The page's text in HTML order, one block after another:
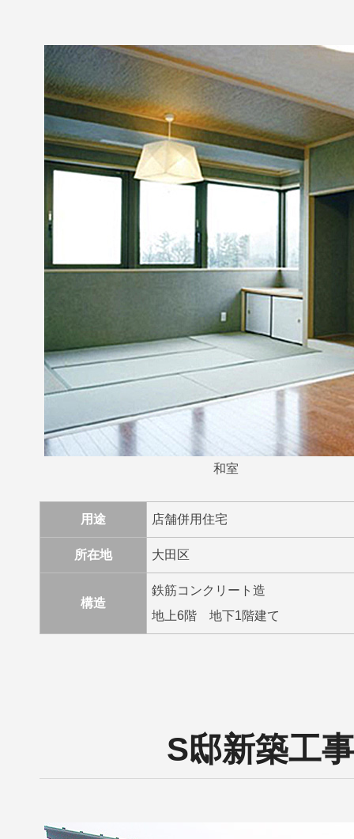
和室
用途 店舗併用住宅
所在地 大田区
構造
鉄筋コンクリート造
地上6階 地下1階建て
S邸新築工